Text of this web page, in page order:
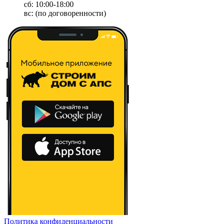
сб: 10:00-18:00
вс: (по договоренности)
Политика конфиденциальности